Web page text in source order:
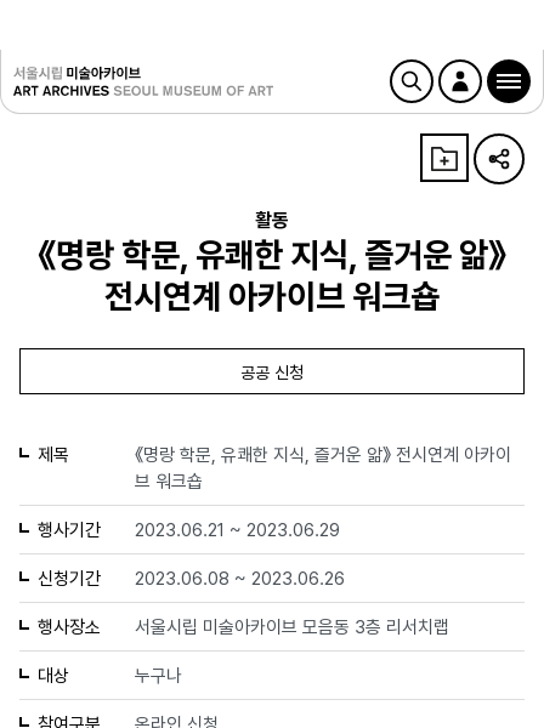
활동
《명랑 학문, 유쾌한 지식, 즐거운 앎》
전시연계 아카이브 워크숍
공공 신청
제목
《명랑 학문, 유쾌한 지식, 즐거운 앎》 전시연계 아카이
브 워크숍
행사기간 2023.06.21 ~ 2023.06.29
신청기간 2023.06.08 ~ 2023.06.26
행사장소 서울시립 미술아카이브 모음동 3층 리서치랩
대상 누구나